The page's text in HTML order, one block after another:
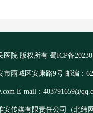
医院 版权所有 蜀ICP备
市雨城区安康路9号 邮编：
E-mail：
安传媒有限责任公司（北纬网